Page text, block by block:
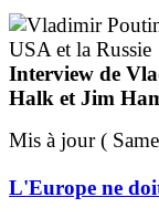
Interview de
Halk et Jim
Mis à jour (
L'Europe ne